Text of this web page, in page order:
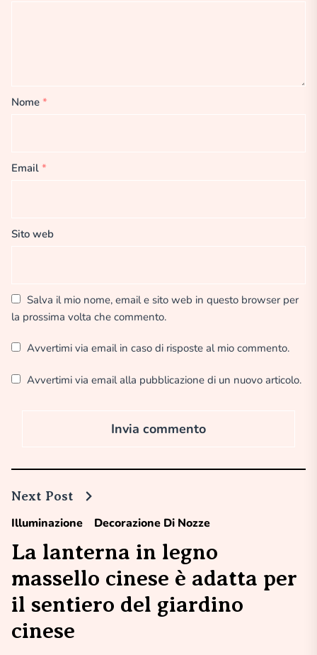
Nome *
Email *
Sito web
Salva il mio nome, email e sito web in questo browser per
la prossima volta che commento.
Avvertimi via email in caso di risposte al mio commento.
Avvertimi via email alla pubblicazione di un nuovo articolo.
Next Post
Illuminazione Decorazione Di Nozze
La lanterna in legno
massello cinese è adatta per
il sentiero del giardino
cinese